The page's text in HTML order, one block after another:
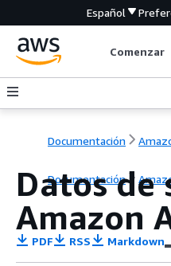
Español
Comenzar
Documentación
Documentación
Datos de
Amazon
PDF RSS Markdown